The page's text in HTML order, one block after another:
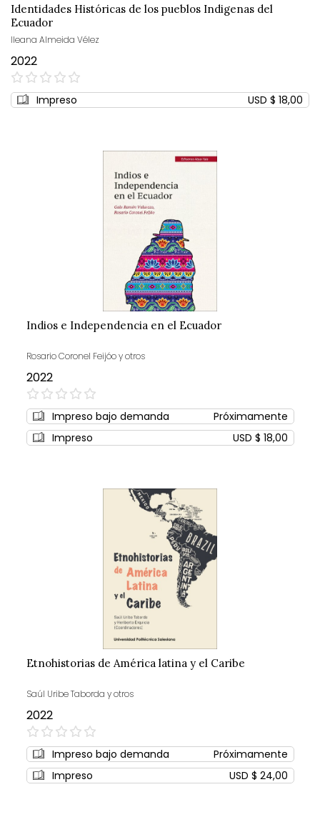
Identidades Históricas de los pueblos Indigenas del
Ecuador
Ileana Almeida Vélez
2022
0%
Impreso USD $ 18,00
Indios e Independencia en el Ecuador
Rosario Coronel Feijóo y otros
2022
0%
Impreso bajo demanda
Próximamente
Impreso
USD $ 18,00
Etnohistorias de América latina y el Caribe
Saúl Uribe Taborda y otros
2022
0%
Impreso bajo demanda
Próximamente
Impreso
USD $ 24,00